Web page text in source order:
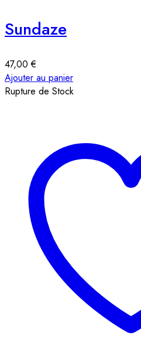
Sundaze
47,00€
Ajouter au panier
Rupture de Stock